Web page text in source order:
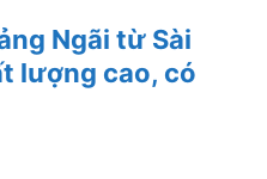
Ngãi từ Sài
lượng cao, có